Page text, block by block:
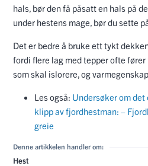
hals, bør den få påsatt en hals på
under hestens mage, bør du sette
Det er bedre å bruke ett tykt
fordi flere lag med tepper ofte
som skal islorere, og
Les også: Undersøker om
klipp av fjordhestman: –
greie
Denne artikkelen handler om:
Hest